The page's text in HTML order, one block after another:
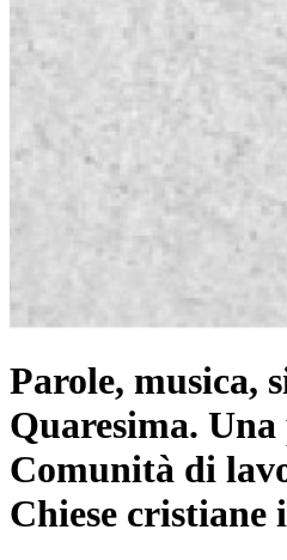
Parole, musica,
Quaresima.
Comunità di
Chiese cristiane